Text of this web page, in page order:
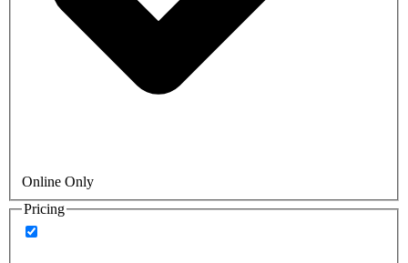
Online Only
Pricing